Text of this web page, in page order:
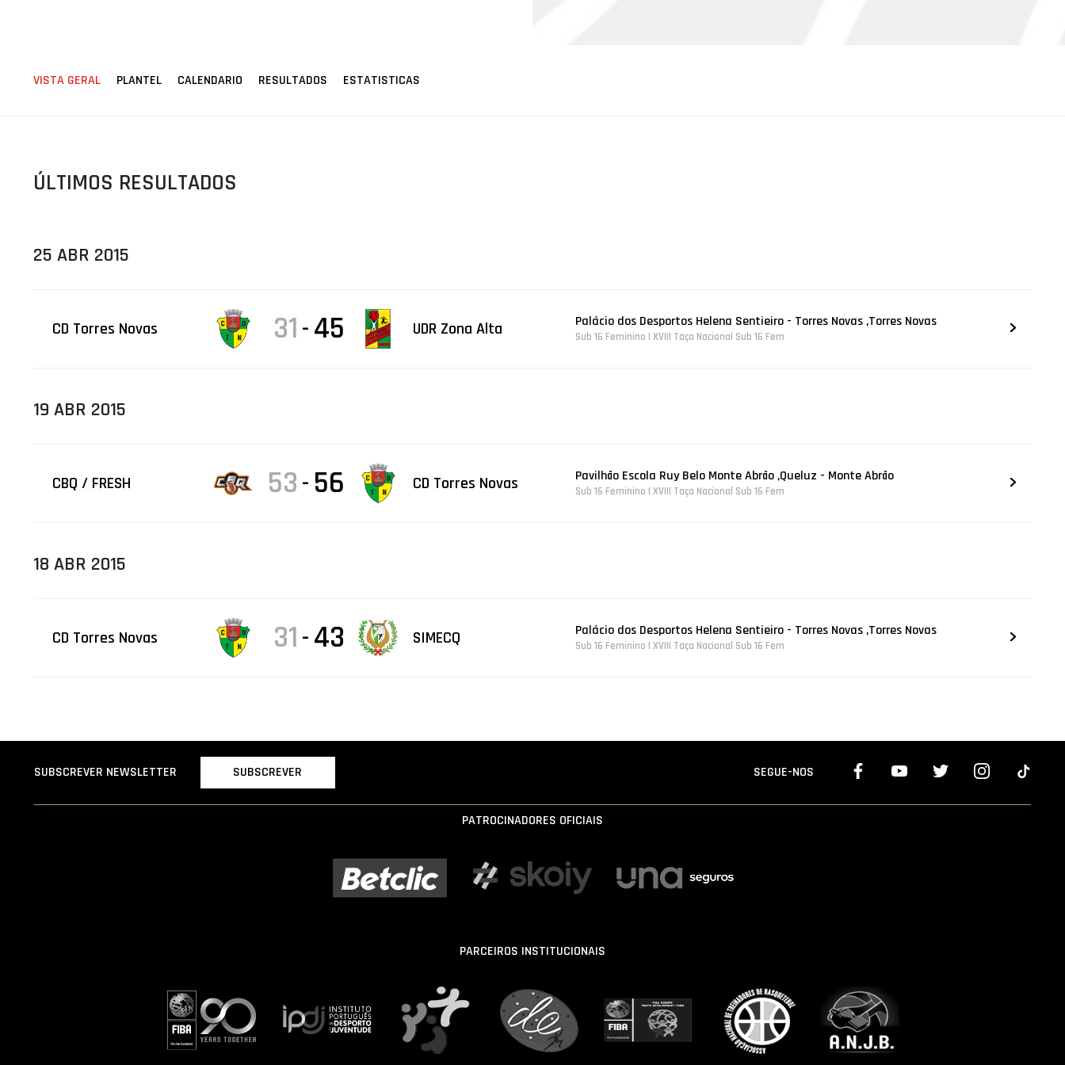
VISTA GERAL PLANTEL CALENDARIO RESULTADOS ESTATISTICAS
ÚLTIMOS RESULTADOS
25 ABR 2015
CD Torres Novas 31 - 45 UDR Zona Alta Palácio dos Desportos Helena Sentieiro - Torres Novas ,Torres Novas
Sub 16 Feminino | XVIII Taça Nacional Sub 16 Fem
19 ABR 2015
CBQ / FRESH 53 - 56 CD Torres Novas Pavilhão Escola Ruy Belo Monte Abrão ,Queluz - Monte Abrão
Sub 16 Feminino | XVIII Taça Nacional Sub 16 Fem
18 ABR 2015
CD Torres Novas 31 - 43 SIMECQ Palácio dos Desportos Helena Sentieiro - Torres Novas ,Torres Novas
Sub 16 Feminino | XVIII Taça Nacional Sub 16 Fem
SUBSCREVER NEWSLETTER SUBSCREVER SEGUE-NOS
PATROCINADORES OFICIAIS
PARCEIROS INSTITUCIONAIS